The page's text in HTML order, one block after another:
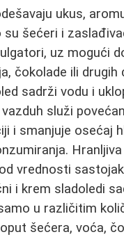
ukus,
su šećeri i
uz mogući
čokolade ili drugih
sadrži vodu i
služi
i smanjuje osećaj
vrednosti
i krem sladoledi
u različitim
šećera, voća,